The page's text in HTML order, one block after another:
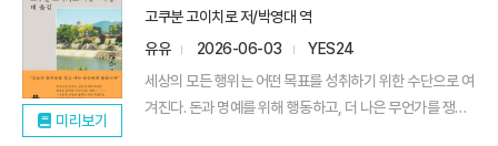
미리보기
고쿠분 고이치로 저/박영대 역
유유
2026-06-03
YES24
세상의 모든 행위는 어떤 목표를 성취하기 위한 수단으로 여
겨진다. 돈과 명예를 위해 행동하고, 더 나은 무언가를 쟁취